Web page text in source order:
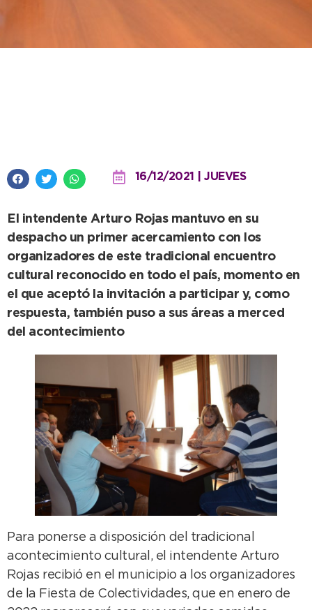
16/12/2021 | JUEVES
El intendente Arturo Rojas mantuvo en su
despacho un primer acercamiento con los
organizadores de este tradicional encuentro
cultural reconocido en todo el país, momento en
el que aceptó la invitación a participar y, como
respuesta, también puso a sus áreas a merced
del acontecimiento
Para ponerse a disposición del tradicional
acontecimiento cultural, el intendente Arturo
Rojas recibió en el municipio a los organizadores
de la Fiesta de Colectividades, que en enero de